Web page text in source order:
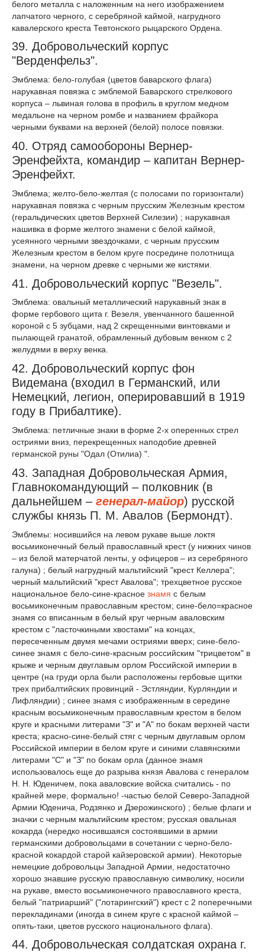
белого металла с наложенным на него изображением
лапчатого черного, с серебряной каймой, нагрудного
кавалерского креста Тевтонского рыцарского Ордена.
39. Добровольческий корпус
"Верденфельз".
Эмблема: бело-голубая (цветов баварского флага)
нарукавная повязка с эмблемой Баварского стрелкового
корпуса – львиная голова в профиль в круглом медном
медальоне на черном ромбе и названием фрайкора
черными буквами на верхней (белой) полосе повязки.
40. Отряд самообороны Вернер-
Эренфейхта, командир – капитан Вернер-
Эренфейхт.
Эмблема; желто-бело-желтая (с полосами по горизонтали)
нарукавная повязка с черным прусским Железным крестом
(геральдических цветов Верхней Силезии) ; нарукавная
нашивка в форме желтого знамени с белой каймой,
усеянного черными звездочками, с черным прусским
Железным крестом в белом круге посредине полотнища
знамени, на черном древке с черными же кистями.
41. Добровольческий корпус "Везель".
Эмблема: овальный металлический нарукавный знак в
форме гербового щита г. Везеля, увенчанного башенной
короной с 5 зубцами, над 2 скрещенными винтовками и
пылающей гранатой, обрамленный дубовым венком с 2
желудями в верху венка.
42. Добровольческий корпус фон
Видемана (входил в Германский, или
Немецкий, легион, оперировавший в 1919
году в Прибалтике).
Эмблема: петличные знаки в форме 2-х оперенных стрел
остриями вниз, перекрещенных наподобие древней
германской руны "Одал (Отилиа) ".
43. Западная Добровольческая Армия,
Главнокомандующий – полковник (в
дальнейшем – генерал-майор) русской
службы князь П. М. Авалов (Бермондт).
Эмблемы: носившийся на левом рукаве выше локтя
восьмиконечный белый православный крест (у нижних чинов
– из белой матерчатой ленты, у офицеров – из серебряного
галуна) ; белый нагрудный мальтийский "крест Келлера";
черный мальтийский "крест Авалова"; трехцветное русское
национальное бело-сине-красное знамя с белым
восьмиконечным православным крестом; сине-бело=красное
знамя со вписанным в белый круг черным аваловским
крестом с "ласточкиными хвостами" на концах,
пересеченным двумя мечами остриями вверх; сине-бело-
синее знамя с бело-сине-красным российским "трицветом" в
крыже и черным двуглавым орлом Российской империи в
центре (на груди орла были расположены гербовые щитки
трех прибалтийских провинций - Эстляндии, Курляндии и
Лифляндии) ; синее знамя с изображенным в середине
красным восьмиконечным православным крестом в белом
круге и красными литерами "З" и "А" по бокам верхней части
креста; красно-сине-белый стяг с черным двуглавым орлом
Российской империи в белом круге и синими славянскими
литерами "С" и "З" по бокам орла (данное знамя
использовалось еще до разрыва князя Авалова с генералом
Н. Н. Юденичем, пока аваловские войска считались - по
крайней мере, формально! -частью белой Северо-Западной
Армии Юденича, Родзянко и Дзерожинского) ; белые флаги и
значки с черным мальтийским крестом; русская овальная
кокарда (нередко носившаяся состоявшими в армии
германскими добровольцами в сочетании с черно-бело-
красной кокардой старой кайзеровской армии). Некоторые
немецкие добровольцы Западной Армии, недостаточно
хорошо знавшие русскую православную символику, носили
на рукаве, вместо восьмиконечного православного креста,
белый "патриарший" ("лотарингский") крест с 2 поперечными
перекладинами (иногда в синем круге с красной каймой –
опять-таки, цветов русского национального флага).
44. Добровольческая солдатская охрана г.